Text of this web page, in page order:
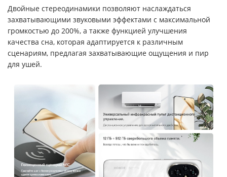
Двойные стереодинамики позволяют наслаждаться
захватывающими звуковыми эффектами с максимальной
громкостью до 200%, а также функцией улучшения
качества сна, которая адаптируется к различным
сценариям, предлагая захватывающие ощущения и пир
для ушей.